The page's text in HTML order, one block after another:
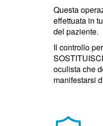
Questa
effettuata in
del paziente.
Il controllo
oculista che
manifestarsi